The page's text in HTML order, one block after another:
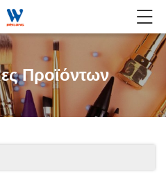
Προϊόντων